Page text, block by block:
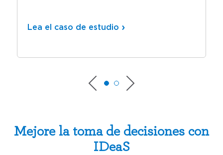
Lea el caso de estudio
Mejore la toma de decisiones con
IDeaS